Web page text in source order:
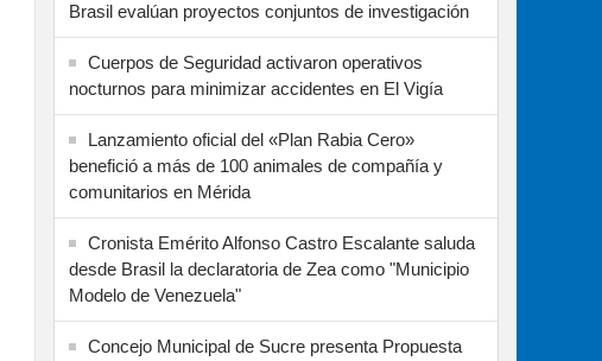
Brasil evalúan proyectos conjuntos de investigación
Cuerpos de Seguridad activaron operativos
nocturnos para minimizar accidentes en El Vigía
Lanzamiento oficial del «Plan Rabia Cero»
benefició a más de 100 animales de compañía y
comunitarios en Mérida
Cronista Emérito Alfonso Castro Escalante saluda
desde Brasil la declaratoria de Zea como "Municipio
Modelo de Venezuela"
Concejo Municipal de Sucre presenta Propuesta